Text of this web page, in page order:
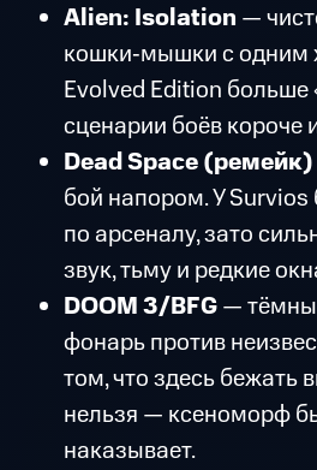
Alien: Isolation —
кошки‑мышки с одним
Evolved Edition больше
сценарии боёв короче
Dead Space (ремейк)
бой напором. У
по арсеналу, зато
звук, тьму и редкие
DOOM 3/BFG—
фонарь против
том, что здесь бежать
нельзя — ксеноморф
наказывает.